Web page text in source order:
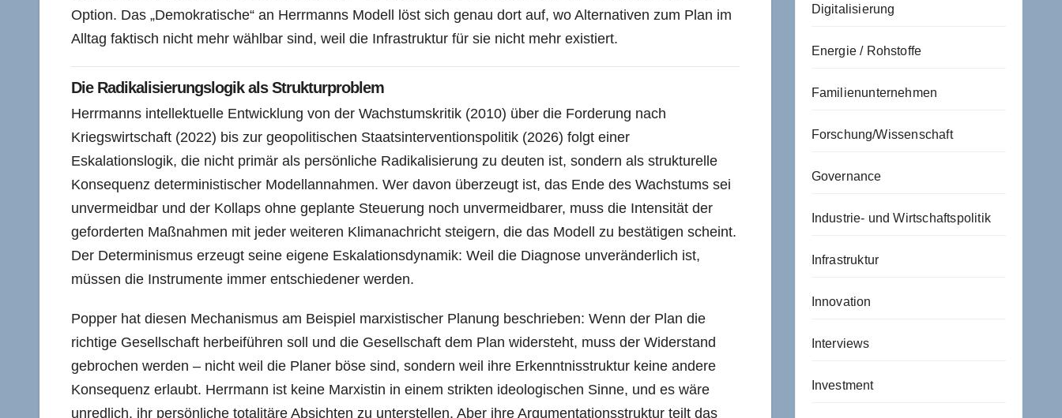
Option. Das „Demokratische“ an Herrmanns Modell löst sich genau dort auf, wo Alternativen zum Plan im
Alltag faktisch nicht mehr wählbar sind, weil die Infrastruktur für sie nicht mehr existiert.
Die Radikalisierungslogik als Strukturproblem
Herrmanns intellektuelle Entwicklung von der Wachstumskritik (2010) über die Forderung nach
Kriegswirtschaft (2022) bis zur geopolitischen Staatsinterventionspolitik (2026) folgt einer
Eskalationslogik, die nicht primär als persönliche Radikalisierung zu deuten ist, sondern als strukturelle
Konsequenz deterministischer Modellannahmen. Wer davon überzeugt ist, das Ende des Wachstums sei
unvermeidbar und der Kollaps ohne geplante Steuerung noch unvermeidbarer, muss die Intensität der
geforderten Maßnahmen mit jeder weiteren Klimanachricht steigern, die das Modell zu bestätigen scheint.
Der Determinismus erzeugt seine eigene Eskalationsdynamik: Weil die Diagnose unveränderlich ist,
müssen die Instrumente immer entschiedener werden.
Popper hat diesen Mechanismus am Beispiel marxistischer Planung beschrieben: Wenn der Plan die
richtige Gesellschaft herbeiführen soll und die Gesellschaft dem Plan widersteht, muss der Widerstand
gebrochen werden – nicht weil die Planer böse sind, sondern weil ihre Erkenntnisstruktur keine andere
Konsequenz erlaubt. Herrmann ist keine Marxistin in einem strikten ideologischen Sinne, und es wäre
unredlich, ihr persönliche totalitäre Absichten zu unterstellen. Aber ihre Argumentationsstruktur teilt das
Digitalisierung
Energie / Rohstoffe
Familienunternehmen
Forschung/Wissenschaft
Governance
Industrie- und Wirtschaftspolitik
Infrastruktur
Innovation
Interviews
Investment